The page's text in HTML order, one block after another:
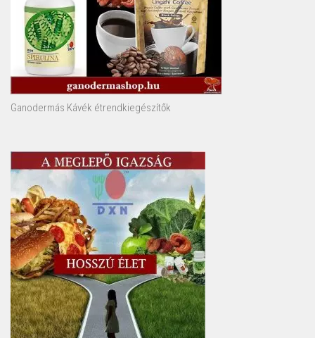
Ganodermás Kávék étrendkiegészítők